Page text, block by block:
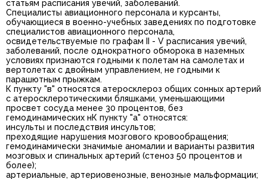
статьям расписания увечий, заболеваний.
Специалисты авиационного персонала и курсанты,
обучающиеся в военно-учебных заведениях по подготовке
специалистов авиационного персонала,
освидетельствуемые по графам II - V расписания увечий,
заболеваний, после однократного обморока в наземных
условиях признаются годными к полетам на самолетах и
вертолетах с двойным управлением, не годными к
парашютным прыжкам.
К пункту "в" относятся атеросклероз общих сонных артерий
с атеросклеротическими бляшками, уменьшающими
просвет сосуда менее 30 процентов, без
гемодинамических нК пункту "а" относятся:
инсульты и последствия инсультов;
преходящие нарушения мозгового кровообращения;
гемодинамически значимые аномалии и варианты развития
мозговых и спинальных артерий (стеноз 50 процентов и
более);
артериальные, артериовенозные, венозные мальформации;